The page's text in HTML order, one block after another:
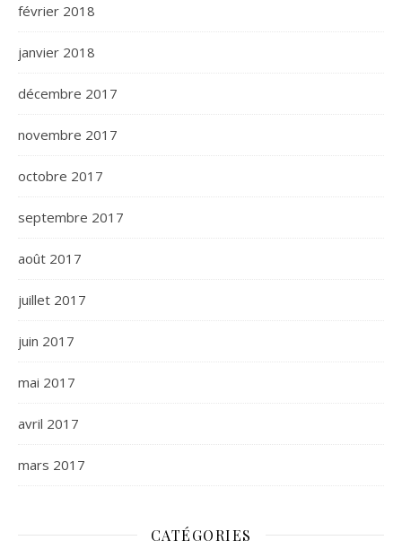
février 2018
janvier 2018
décembre 2017
novembre 2017
octobre 2017
septembre 2017
août 2017
juillet 2017
juin 2017
mai 2017
avril 2017
mars 2017
CATÉGORIES